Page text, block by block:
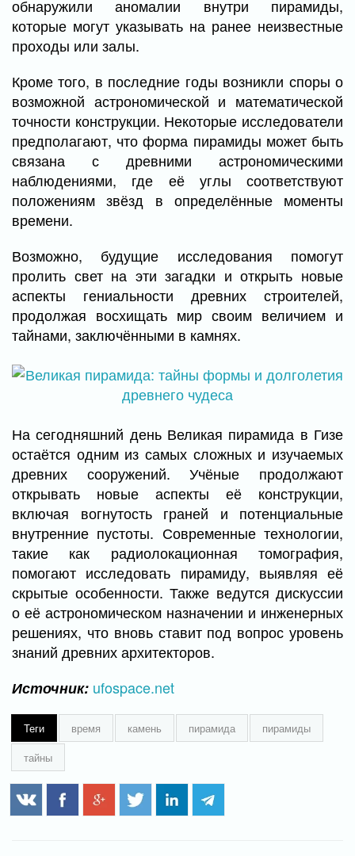
обнаружили аномалии внутри пирамиды,
которые могут указывать на ранее неизвестные
проходы или залы.
Кроме того, в последние годы возникли споры о
возможной астрономической и математической
точности конструкции. Некоторые исследователи
предполагают, что форма пирамиды может быть
связана с древними астрономическими
наблюдениями, где её углы соответствуют
положениям звёзд в определённые моменты
времени.
Возможно, будущие исследования помогут
пролить свет на эти загадки и открыть новые
аспекты гениальности древних строителей,
продолжая восхищать мир своим величием и
тайнами, заключёнными в камнях.
На сегодняшний день Великая пирамида в Гизе
остаётся одним из самых сложных и изучаемых
древних сооружений. Учёные продолжают
открывать новые аспекты её конструкции,
включая вогнутость граней и потенциальные
внутренние пустоты. Современные технологии,
такие как радиолокационная томография,
помогают исследовать пирамиду, выявляя её
скрытые особенности. Также ведутся дискуссии
о её астрономическом назначении и инженерных
решениях, что вновь ставит под вопрос уровень
знаний древних архитекторов.
Источник: ufospace.net
Теги время камень пирамида
пирамиды
тайны